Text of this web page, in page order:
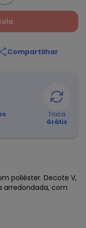
Compartilhar
Troca
Grátis
poliéster. Decote V,
arredondada, com
Decote V